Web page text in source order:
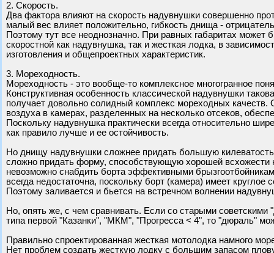
2. Скорость.
Два фактора влияют на скорость надувнушки совершенно
малый вес влияет положительно, гибкость днища -
Поэтому тут все неоднозначно. При равных габаритах может
скоростной как надувнушка, так и жесткая лодка, в
изготовления и общепроектных характеристик.
3. Мореходность.
Мореходность - это вообще-то комплексное многогранное
Конструктивная особенность классической надувнушки
получает довольно солидный комплекс мореходных качеств.
воздуха в камерах, разделенных на несколько отсеков,
Поскольку надувнушка практически всегда относительно
как правило лучше и ее остойчивость.
Но днищу надувнушки сложнее придать большую
сложно придать форму, способствующую хорошей всхожести
невозможно снабдить борта эффективными
всегда недостаточна, поскольку борт (камера) имеет круглое
Поэтому заливается и бьется на встречном волнении
Но, опять же, с чем сравнивать. Если со старыми советскими
типа первой "Казанки", "МКМ", "Прогресса < 4", то "дюраль"
Правильно спроектированная жесткая мотолодка намного
Нет проблем создать жесткую лодку с большим запасом